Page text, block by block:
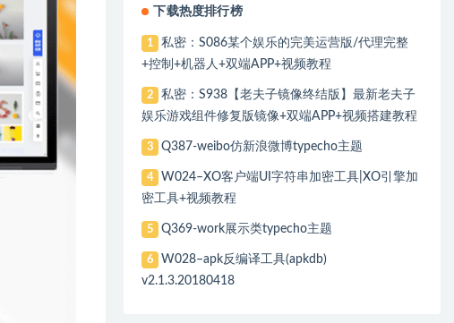
下载热度排行榜
1
私密：S086某个娱乐的完美运营版/代理完整
+控制+机器人+双端APP+视频教程
2
私密：S938【老夫子镜像终结版】最新老夫子
娱乐游戏组件修复版镜像+双端APP+视频搭建教程
3 Q387-weibo仿新浪微博typecho主题
4
W024–XO客户端UI字符串加密工具|XO引擎加
密工具+视频教程
5 Q369-work展示类typecho主题
6
W028–apk反编译工具(apkdb)
v2.1.3.20180418